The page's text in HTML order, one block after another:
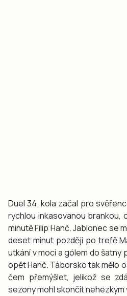
Duel 34. kola začal pro
rychlou inkasovanou brankou,
minutě Filip Hanč. Jablonec se
deset minut později po trefě
utkání v moci a gólem do šatny
opět Hanč. Táborsko tak mělo
čem přemýšlet, jelikož se
sezony mohl skončit nehezkým